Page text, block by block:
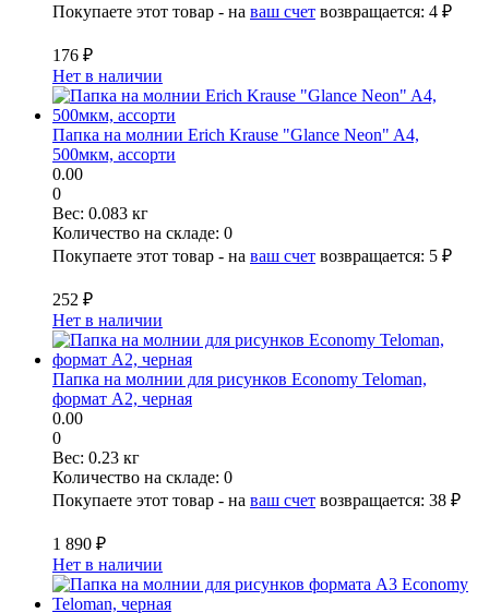
Покупаете этот товар - на ваш счет возвращается: 4 ₽
176 ₽
Нет в наличии
Папка на молнии Erich Krause "Glance Neon" A4,
500мкм, ассорти
0.00
0
Вес: 0.083 кг
Количество на складе: 0
Покупаете этот товар - на ваш счет возвращается: 5 ₽
252 ₽
Нет в наличии
Папка на молнии для рисунков Economy Teloman,
формат А2, черная
0.00
0
Вес: 0.23 кг
Количество на складе: 0
Покупаете этот товар - на ваш счет возвращается: 38 ₽
1 890 ₽
Нет в наличии